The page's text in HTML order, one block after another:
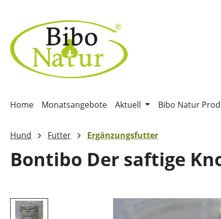
Home Monatsangebote Aktuell Bibo Natur
Hund Futter Ergänzungsfutter
Bontibo Der saftige
Bildergalerie überspringen